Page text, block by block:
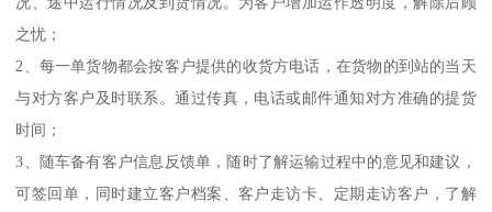
之忧；
2、每一单货物都会按客户提供的收货方电话，在货物的到站的当天
与对方客户及时联系。通过传真，电话或邮件通知对方准确的提货
时间；
3、随车备有客户信息反馈单，随时了解运输过程中的意见和建议，
可签回单，同时建立客户档案、客户走访卡、定期走访客户，了解